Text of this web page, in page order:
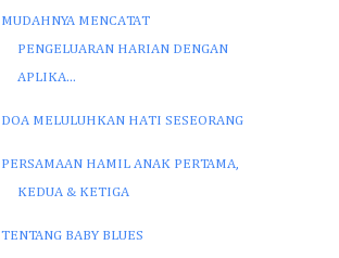
MUDAHNYA MENCATAT
PENGELUARAN HARIAN DENGAN
APLIKA...
DOA MELULUHKAN HATI SESEORANG
PERSAMAAN HAMIL ANAK PERTAMA,
KEDUA & KETIGA
TENTANG BABY BLUES